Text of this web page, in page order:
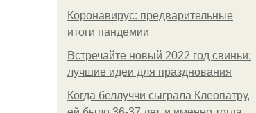
Коронавирус: предварительные
итоги пандемии
Встречайте новый 2022 год свиньи:
лучшие идеи для празднования
Когда беллуччи сыграла Клеопатру,